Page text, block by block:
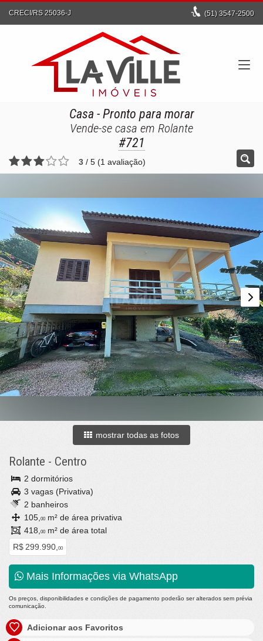
CRECI/RS 25036-J (51) 3547-2500
Casa - Pronto para morar
Vende-se casa em Rolante
#721
3 / 5 (1 avaliação)
mostrar todas as fotos
Rolante - Centro
2 dormitórios
3 vagas (Privativa)
2 banheiros
105, 00 m² de área privativa
418, 00 m² de área total
R$ 299.990, 00
Mais Informações via WhatsApp
Os preços, disponibilidades e condições de pagamento poderão ser alterados sem prévia
comunicação.
Adicionar aos Favoritos